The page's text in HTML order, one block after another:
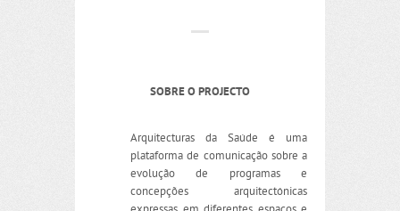
SOBRE O PROJECTO
Arquitecturas da Saúde é uma
plataforma de comunicação sobre a
evolução de programas e
concepções arquitectónicas